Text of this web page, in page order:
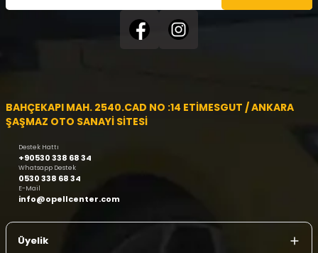
BAHÇEKAPI MAH. 2540.CAD NO :14 ETİMESGUT / ANKARA
ŞAŞMAZ OTO SANAYİ SİTESİ
Destek Hattı
+90530 338 68 34
Whatsapp Destek
0530 338 68 34
E-Mail
info@opellcenter.com
Üyelik